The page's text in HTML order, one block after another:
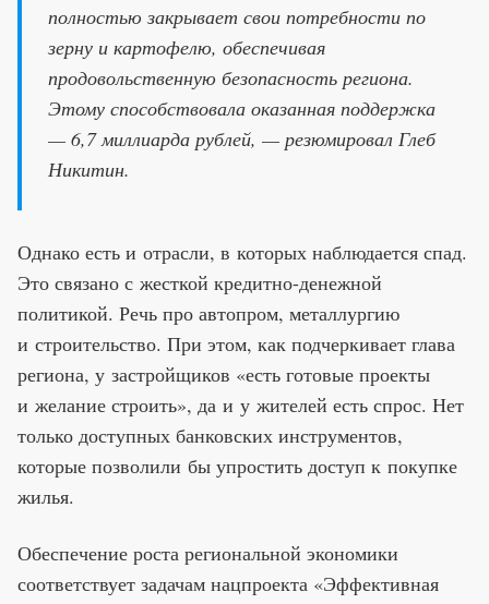
полностью закрывает свои потребности по
зерну и картофелю, обеспечивая
продовольственную безопасность региона.
Этому способствовала оказанная поддержка
— 6,7 миллиарда рублей, — резюмировал Глеб
Никитин.
Однако есть и отрасли, в которых наблюдается спад.
Это связано с жесткой кредитно-денежной
политикой. Речь про автопром, металлургию
и строительство. При этом, как подчеркивает глава
региона, у застройщиков «есть готовые проекты
и желание строить», да и у жителей есть спрос. Нет
только доступных банковских инструментов,
которые позволили бы упростить доступ к покупке
жилья.
Обеспечение роста региональной экономики
соответствует задачам нацпроекта «Эффективная